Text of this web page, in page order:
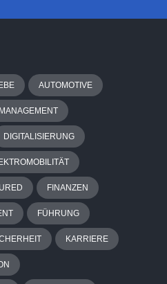
AUTOMOTIVE
DIGITALISIERUNG
FINANZEN
FÜHRUNG
KARRIERE